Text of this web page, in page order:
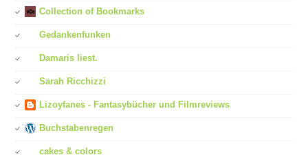
Collection of Bookmarks
Gedankenfunken
Damaris liest.
Sarah Ricchizzi
Lizoyfanes - Fantasybücher und Filmreviews
Buchstabenregen
cakes & colors